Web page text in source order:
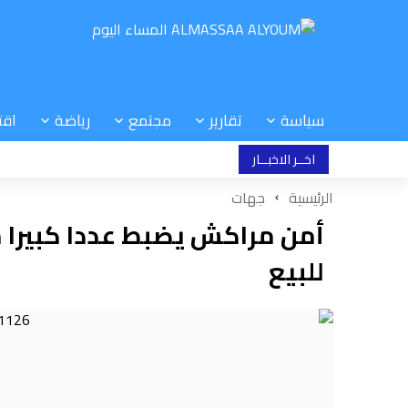
سياسة تقارير مجتمع رياضة
اخــر الاخبــار
الرئيسية جهات
أمن مراكش يضبط عددا
للبيع